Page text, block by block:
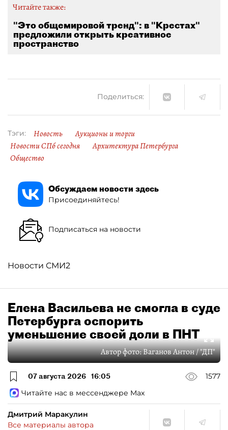
Читайте также:
"Это общемировой тренд": в "Крестах"
предложили открыть креативное
пространство
Поделиться:
Тэги: Новость
Аукционы и торги
Новости СПб сегодня
Архитектура Петербурга
Общество
Обсуждаем новости здесь
Присоединяйтесь!
Подписаться на новости
Новости СМИ2
Елена Васильева не смогла в суде
Петербурга оспорить
уменьшение своей доли в ПНТ
Автор фото:Ваганов Антон / "ДП"
07 августа 2026 16:05
1577
Читайте нас в мессенджере Max
Дмитрий Маракулин
Все материалы автора